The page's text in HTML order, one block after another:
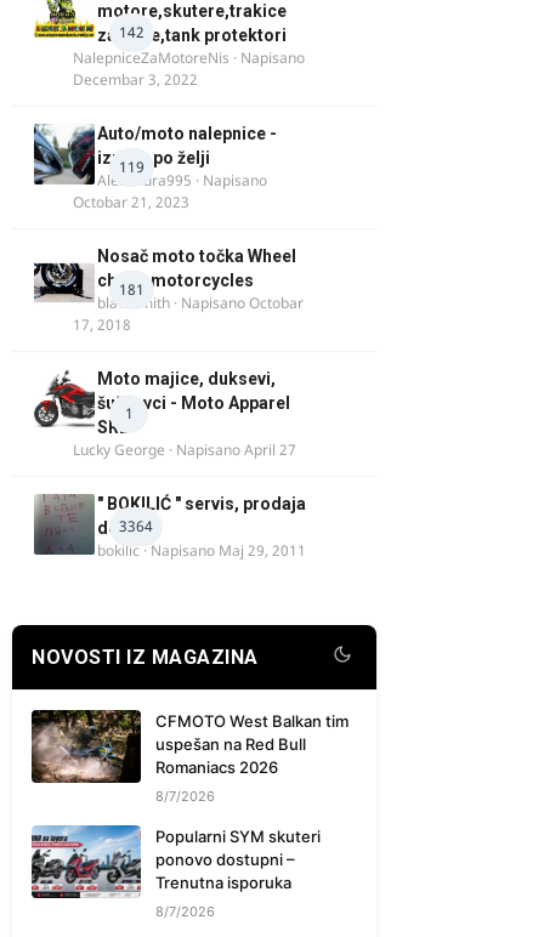
142
motore,skutere,trakice
za felne,tank protektori
NalepniceZaMotoreNis · Napisano
Decembar 3, 2022
119
Auto/moto nalepnice -
izrada po želji
Alexandra995 · Napisano
Octobar 21, 2023
181
Nosač moto točka Wheel
chock motorcycles
blacksmith · NapisanoOctobar
17, 2018
1
Moto majice, duksevi,
šuškavci - Moto Apparel
SRB
Lucky George · NapisanoApril 27
3364
" BOKILIĆ " servis, prodaja
delova
bokilic · Napisano Maj 29, 2011
NOVOSTI IZ MAGAZINA
CFMOTO West Balkan tim
uspešan na Red Bull
Romaniacs 2026
8/7/2026
Popularni SYM skuteri
ponovo dostupni –
Trenutna isporuka
8/7/2026